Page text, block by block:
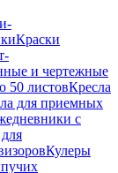
Краски
и чертежные
50 листовКресла
для приемных
с
Кулеры